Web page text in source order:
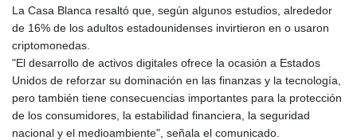
La Casa Blanca resaltó que, según algunos estudios, alrededor
de 16% de los adultos estadounidenses invirtieron en o usaron
criptomonedas.
"El desarrollo de activos digitales ofrece la ocasión a Estados
Unidos de reforzar su dominación en las finanzas y la tecnología,
pero también tiene consecuencias importantes para la protección
de los consumidores, la estabilidad financiera, la seguridad
nacional y el medioambiente", señala el comunicado.